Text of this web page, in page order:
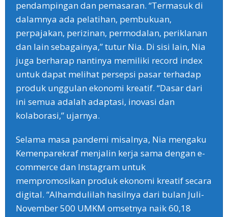
pendampingan dan pemasaran. “Termasuk di
dalamnya ada pelatihan, pembukuan,
perpajakan, perizinan, permodalan, periklanan
dan lain sebagainya,” tutur Nia. Di sisi lain, Nia
juga berharap nantinya memiliki record index
untuk dapat melihat persepsi pasar terhadap
produk unggulan ekonomi kreatif. “Dasar dari
ini semua adalah adaptasi, inovasi dan
kolaborasi,” ujarnya.
Selama masa pandemi misalnya, Nia mengaku
Kemenparekraf menjalin kerja sama dengan e-
commerce dan Instagram untuk
mempromosikan produk ekonomi kreatif secara
digital. “Alhamdulilah hasilnya dari bulan Juli-
November 500 UMKM omsetnya naik 60,18